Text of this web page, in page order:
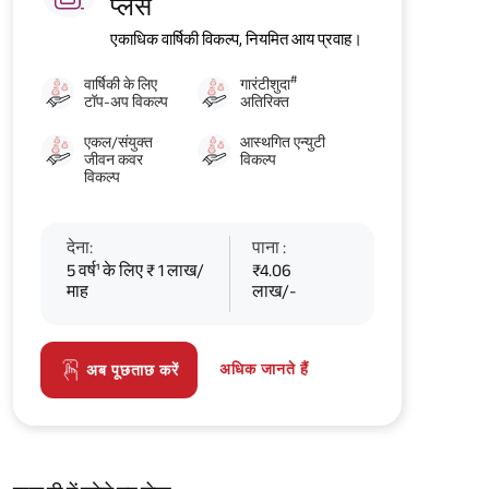
एकाधिक वार्षिकी विकल्प, नियमित आय प्रवाह।
वार्षिकी के लिए
टॉप-अप विकल्प
गारंटीशुदा#
अतिरिक्त
एकल/संयुक्त
जीवन कवर
विकल्प
आस्थगित एन्युटी
विकल्प
देना:
5 वर्ष¹ के लिए ₹ 1 लाख/
माह
पाना :
₹4.06
लाख/-
अब पूछताछ करें अधिक जानते हैं